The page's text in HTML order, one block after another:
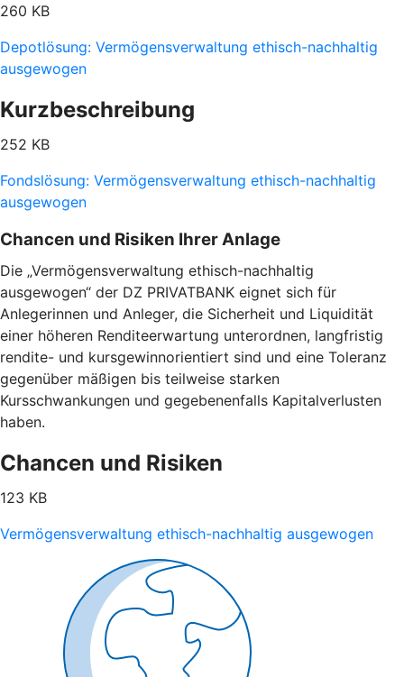
260 KB
Depotlösung: Vermögensverwaltung ethisch-nachhaltig
ausgewogen
Kurzbeschreibung
252 KB
Fondslösung: Vermögensverwaltung ethisch-nachhaltig
ausgewogen
Chancen und Risiken Ihrer Anlage
Die „Vermögensverwaltung ethisch-nachhaltig
ausgewogen“ der DZ PRIVATBANK eignet sich für
Anlegerinnen und Anleger, die Sicherheit und Liquidität
einer höheren Renditeerwartung unterordnen, langfristig
rendite- und kursgewinnorientiert sind und eine Toleranz
gegenüber mäßigen bis teilweise starken
Kursschwankungen und gegebenenfalls Kapitalverlusten
haben.
Chancen und Risiken
123 KB
Vermögensverwaltung ethisch-nachhaltig ausgewogen